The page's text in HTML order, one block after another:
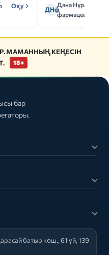
Оқу ДНф
Дана
фармацевт
МАМАННЫҢ КЕҢЕСІН
18+
бар
батыр көш., 61 үй, 139